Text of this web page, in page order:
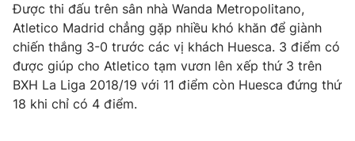
Được thi đấu trên sân nhà Wanda Metropolitano,
Atletico Madrid chẳng gặp nhiều khó khăn để giành
chiến thắng 3-0 trước các vị khách Huesca. 3 điểm có
được giúp cho Atletico tạm vươn lên xếp thứ 3 trên
BXH La Liga 2018/19 với 11 điểm còn Huesca đứng thứ
18 khi chỉ có 4 điểm.